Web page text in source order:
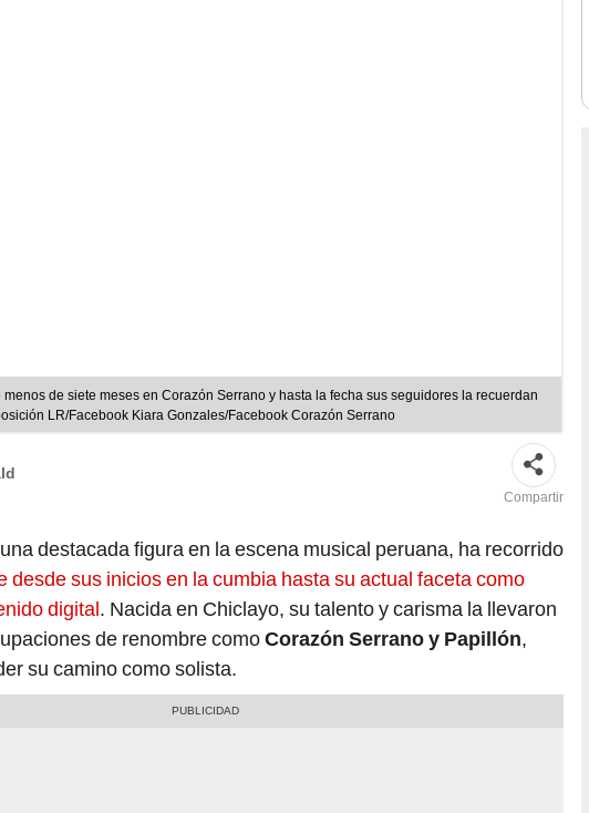
de siete meses en Corazón Serrano y hasta la fecha sus seguidores la recuerdan
LR/Facebook Kiara Gonzales/Facebook Corazón Serrano
Compartir
destacada figura en la escena musical peruana, ha recorrido
desde sus inicios en la cumbia hasta su actual faceta como
digital. Nacida en Chiclayo, su talento y carisma la llevaron
de renombre comoCorazón Serrano y Papillón,
su camino como solista​​.